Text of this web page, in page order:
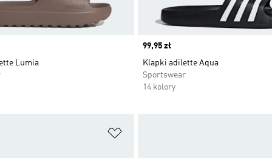
Lumia
Price
99,95 zł
Klapki adilette Aqua
Sportswear
14 kolory